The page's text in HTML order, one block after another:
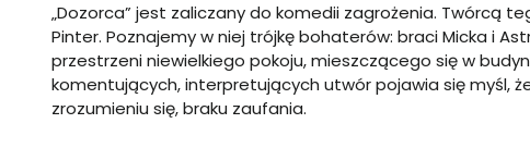
„Dozorca” jest zaliczany do komedii zagrożenia. Twórcą
Pinter. Poznajemy w niej trójkę bohaterów: braci Micka i
przestrzeni niewielkiego pokoju, mieszczącego się w
komentujących, interpretujących utwór pojawia się myśl,
zrozumieniu się, braku zaufania.